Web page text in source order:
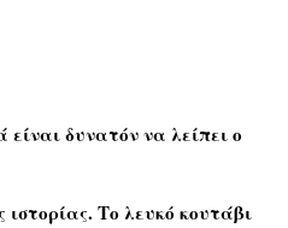
δυνατόν να λείπει ο
ιστορίας. Το λευκό κουτάβι